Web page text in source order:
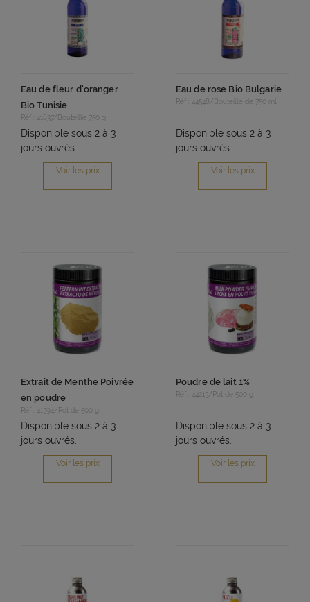
Eau de fleur d'oranger
Bio Tunisie
Réf : 41837/Bouteille 750 g
Disponible sous 2 à 3
jours ouvrés.
Voir les prix
Eau de rose Bio Bulgarie
Réf : 44548/Bouteille de 750 ml
Disponible sous 2 à 3
jours ouvrés.
Voir les prix
Extrait de Menthe Poivrée
en poudre
Réf : 41394/Pot de 500 g
Disponible sous 2 à 3
jours ouvrés.
Voir les prix
Poudre de lait 1%
Réf : 44213/Pot de 500 g
Disponible sous 2 à 3
jours ouvrés.
Voir les prix